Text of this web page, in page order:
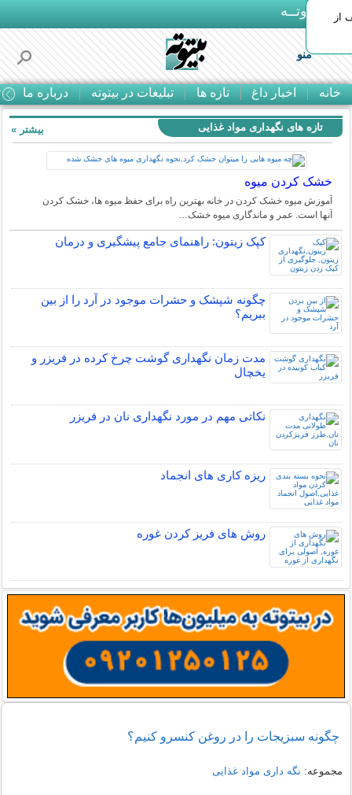
بـیتوتــه
منو
خانه اخبار داغ تازه ها تبلیغات در بیتوته درباره ما
تخفیف از
تازه های نگهداری مواد غذایی
خشک کردن میوه
آموزش میوه خشک کردن در خانه بهترین راه برای حفظ میوه ها، خشک کردن
آنها است. عمر و ماندگاری میوه خشک…
کپک زیتون: راهنمای جامع پیشگیری و درمان
چگونه شپشک و حشرات موجود در آرد را از بین
ببریم؟
مدت زمان نگهداری گوشت چرخ کرده در فریزر و
یخچال
نکاتی مهم در مورد نگهداری نان در فریزر
ریزه کاری های انجماد
روش های فریز کردن غوره
بیشتر »
چگونه سبزيجات را در روغن کنسرو کنيم؟
مجموعه: نگه داری مواد غذایی